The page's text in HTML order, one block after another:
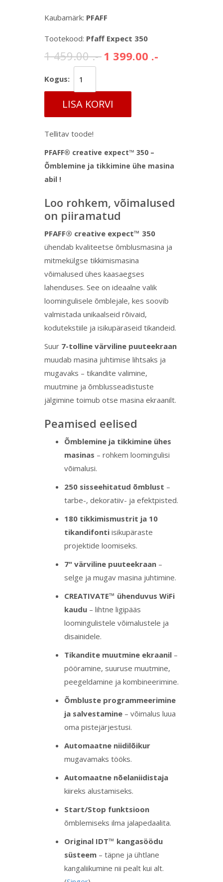
Kaubamärk: PFAFF
Tootekood: Pfaff Expect 350
1 459.00 .-1 399.00 .-
Kogus:
LISA KORVI
Tellitav toode!
PFAFF® creative expect™ 350 –
Õmblemine ja tikkimine ühe masina
abil !
Loo rohkem, võimalused
on piiramatud
PFAFF® creative expect™ 350
ühendab kvaliteetse õmblusmasina ja
mitmekülgse tikkimismasina
võimalused ühes kaasaegses
lahenduses. See on ideaalne valik
loomingulisele õmblejale, kes soovib
valmistada unikaalseid rõivaid,
kodutekstiile ja isikupäraseid tikandeid.
Suur 7-tolline värviline puuteekraan
muudab masina juhtimise lihtsaks ja
mugavaks – tikandite valimine,
muutmine ja õmblusseadistuste
jälgimine toimub otse masina ekraanilt.
Peamised eelised
Õmblemine ja tikkimine ühes
masinas – rohkem loomingulisi
võimalusi.
250 sisseehitatud õmblust –
tarbe-, dekoratiiv- ja efektpisted.
180 tikkimismustrit ja 10
tikandifonti isikupäraste
projektide loomiseks.
7" värviline puuteekraan –
selge ja mugav masina juhtimine.
CREATIVATE™ ühenduvus WiFi
kaudu – lihtne ligipääs
loomingulistele võimalustele ja
disainidele.
Tikandite muutmine ekraanil –
pööramine, suuruse muutmine,
peegeldamine ja kombineerimine.
Õmbluste programmeerimine
ja salvestamine – võimalus luua
oma pistejärjestusi.
Automaatne niidilõikur
mugavamaks tööks.
Automaatne nõelaniidistaja
kiireks alustamiseks.
Start/Stop funktsioon
õmblemiseks ilma jalapedaalita.
Original IDT™ kangasöödu
süsteem – täpne ja ühtlane
kangaliikumine nii pealt kui alt.